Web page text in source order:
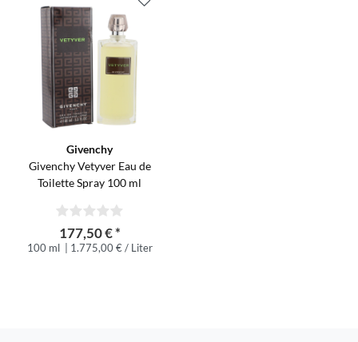
Givenchy
Givenchy Vetyver Eau de
Toilette Spray 100 ml
177,50 € *
100 ml | 1.775,00 € / Liter